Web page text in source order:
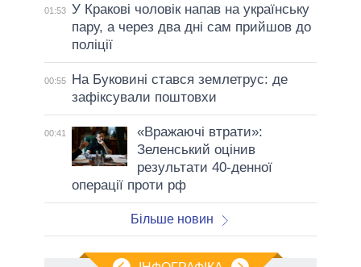
01:53 У Кракові чоловік напав на українську
пару, а через два дні сам прийшов до
поліції
00:55
На Буковині стався землетрус: де
зафіксували поштовхи
00:41
«Вражаючі втрати»:
Зеленський оцінив
результати 40-денної
операції проти рф
Більше новин